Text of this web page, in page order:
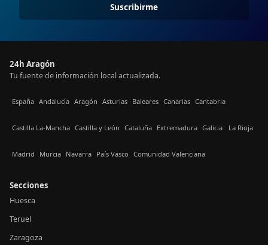
Suscribirme
24h Aragón
Tu fuente de información local actualizada.
España Andalucía Aragón Asturias Baleares Canarias Cantabria
Castilla La-Mancha Castilla y León Cataluña Extremadura Galicia La Rioja
Madrid Murcia Navarra País Vasco Comunidad Valenciana
Secciones
Huesca
Teruel
Zaragoza